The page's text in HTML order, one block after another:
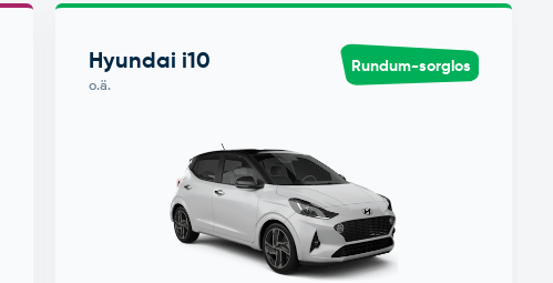
Hyundai i10
o.ä.
Rundum-sorglos